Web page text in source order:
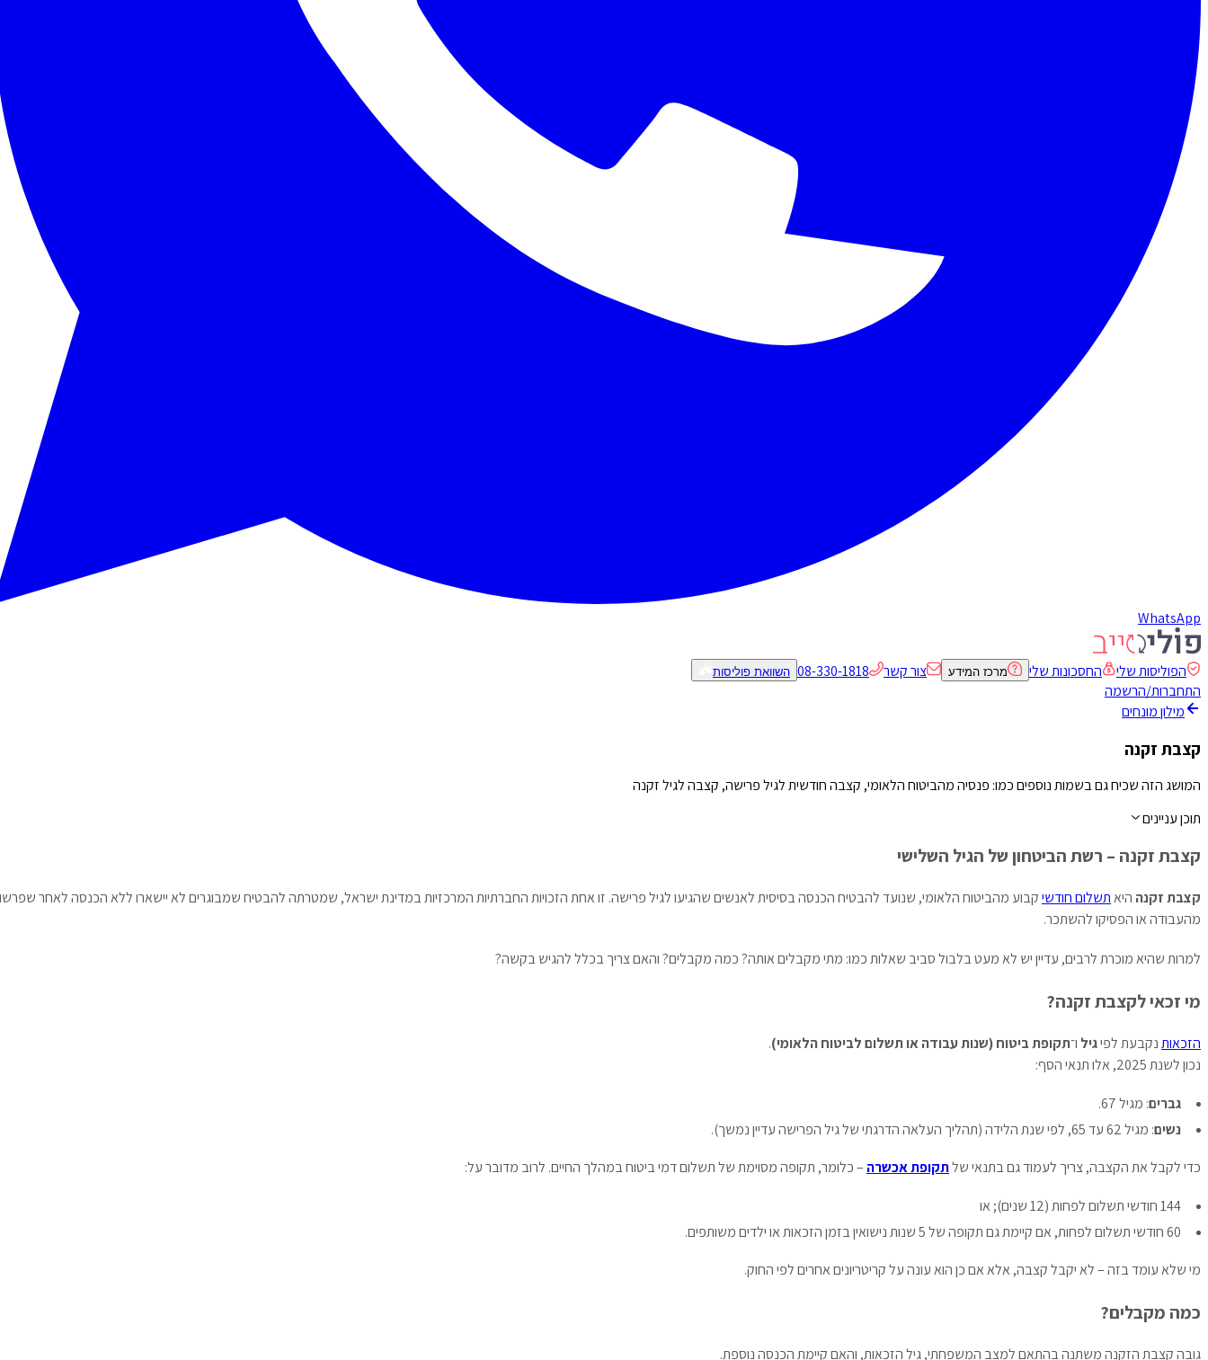
WhatsApp
הפוליסות שלי החסכונות שלי מרכז המידע צור קשר 08-330-1818 השוואת פוליסות
התחברות/הרשמה
מילון מונחים
קצבת זקנה
המושג הזה שכיח גם בשמות נוספים כמו: פנסיה מהביטוח הלאומי, קצבה חודשית לגיל פרישה, קצבה לגיל זקנה
תוכן עניינים
קצבת זקנה – רשת הביטחון של הגיל השלישי
קצבת זקנה היאתשלום חודשיקבוע מהביטוח הלאומי, שנועד להבטיח הכנסה בסיסית לאנשים שהגיעו לגיל פרישה. זו אחת הזכויות החברתיות המרכזיות במדינת ישראל, שמטרתה להבטיח שמבוגרים לא יישארו ללא הכנסה לאחר שפרשו
מהעבודה או הפסיקו להשתכר.
למרות שהיא מוכרת לרבים, עדיין יש לא מעט בלבול סביב שאלות כמו: מתי מקבלים אותה? כמה מקבלים? והאם צריך בכלל להגיש בקשה?
מי זכאי לקצבת זקנה?
הזכאותנקבעת לפיגיל ו־תקופת ביטוח (שנות עבודה או תשלום לביטוח הלאומי).
נכון לשנת 2025, אלו תנאי הסף:
גברים: מגיל 67.
נשים: מגיל 62 עד 65, לפי שנת הלידה (תהליך העלאה הדרגתי של גיל הפרישה עדיין נמשך).
כדי לקבל את הקצבה, צריך לעמוד גם בתנאי שלתקופת אכשרה – כלומר, תקופה מסוימת של תשלום דמי ביטוח במהלך החיים. לרוב מדובר על:
144 חודשי תשלום לפחות (12 שנים); או
60 חודשי תשלום לפחות, אם קיימת גם תקופה של 5 שנות נישואין בזמן הזכאות או ילדים משותפים.
מי שלא עומד בזה – לא יקבל קצבה, אלא אם כן הוא עונה על קריטריונים אחרים לפי החוק.
כמה מקבלים?
גובה קצבת הזקנה משתנה בהתאם למצב המשפחתי, גיל הזכאות, והאם קיימת הכנסה נוספת.